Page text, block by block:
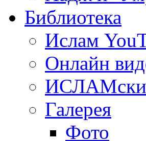
Библиотека
Ислам
Онлайн
Галерея
Фото